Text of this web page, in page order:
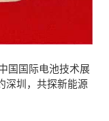
国国际电池技术展
深圳，共探新能源